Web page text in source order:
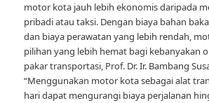
motor kota jauh lebih ekonomis daripada
pribadi atau taksi. Dengan biaya bahan
dan biaya perawatan yang lebih rendah,
pilihan yang lebih hemat bagi kebanyakan
pakar transportasi, Prof. Dr. Ir. Bambang
“Menggunakan motor kota sebagai alat
hari dapat mengurangi biaya perjalanan